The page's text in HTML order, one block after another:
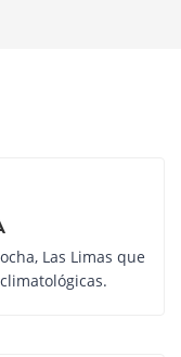
Las Limas que